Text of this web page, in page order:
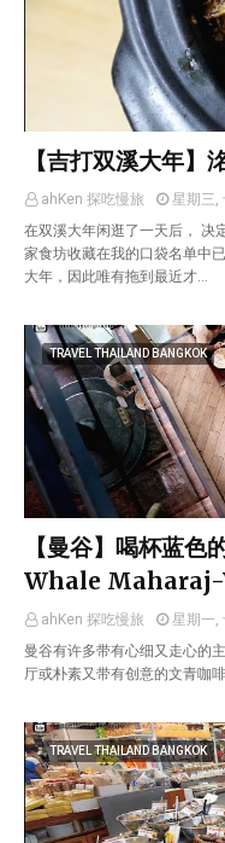
【吉打双溪大年】
ahKen 探吃慢旅
星期三,
在双溪大年闲逛了一天后， 决
家食坊收藏在我的口袋名单中
大年，因此唯有拖到最近才…
TRAVEL THAILAND BANGKOK
【曼谷】喝杯蓝
Whale Maharaj-
ahKen 探吃慢旅
星期一,
曼谷有许多带有心细又走心的
厅或朴素又带有创意的文青咖
TRAVEL THAILAND BANGKOK